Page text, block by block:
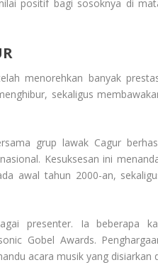
positif bagi sosoknya di
menorehkan banyak
sekaligus
grup lawak Cagur
Kesuksesan ini
awal tahun 2000-an,
presenter. Ia beberapa
Gobel Awards.
acara musik yang disiarkan